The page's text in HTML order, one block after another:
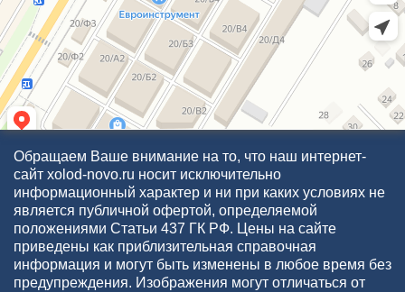
Обращаем Ваше внимание на то, что наш интернет-
сайт xolod-novo.ru носит исключительно
информационный характер и ни при каких условиях не
является публичной офертой, определяемой
положениями Статьи 437 ГК РФ. Цены на сайте
приведены как приблизительная справочная
информация и могут быть изменены в любое время без
предупреждения. Изображения могут отличаться от